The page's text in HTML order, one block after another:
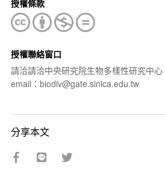
授權條款
授權聯絡窗口
請洽請洽中央研究院生物多樣性研究中心
email：biodiv@gate.sinica.edu.tw
分享本文